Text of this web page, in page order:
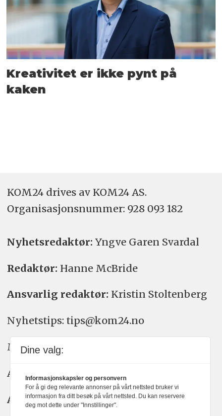
Kreativitet er ikke pynt på
kaken
KOM24 drives av KOM24 AS.
Organisasjons­nummer: 928 093 182
Nyhetsredaktør: Yngve Garen Svardal
Redaktør: Hanne McBride
Ansvarlig redaktør: Kristin Stoltenberg
Nyhetstips: tips@kom24.no
Meninger: meninger@kom24.no
Annonse: annonse@watchmedia.no
Abonnement:kom24@watchmedia.no
Dine valg:
Informasjonskapsler og personvern
For å gi deg relevante annonser på vårt nettsted bruker vi
informasjon fra ditt besøk på vårt nettsted. Du kan reservere
deg mot dette under "Innstillinger".